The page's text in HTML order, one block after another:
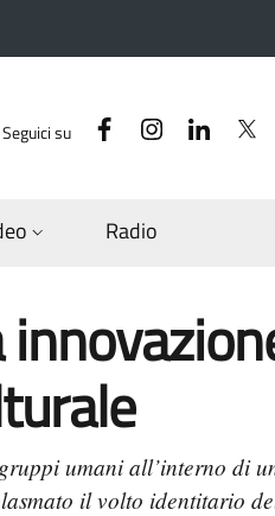
Seguici su FacebookInstagram
Radio
umani all’interno di
il volto identitario